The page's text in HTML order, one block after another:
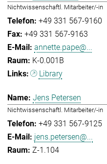
Nichtwissenschaftl. Mitarbeiter/-in
+49 331 567-9160
+49 331 567-9163
annette.pape@...
K-0.001B
Library
Jens Petersen
Nichtwissenschaftl. Mitarbeiter/-in
+49 331 567-9125
jens.petersen@...
Z-1.104